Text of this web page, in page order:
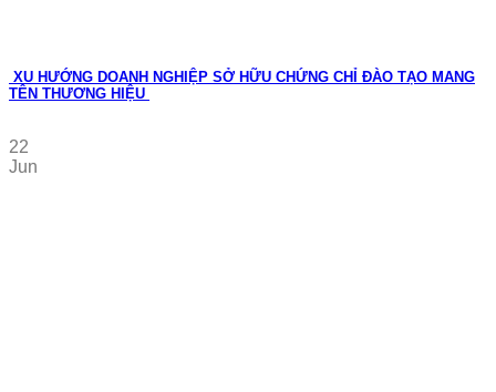
XU HƯỚNG DOANH NGHIỆP SỞ HỮU CHỨNG CHỈ ĐÀO TẠO MANG
TÊN THƯƠNG HIỆU
22
Jun